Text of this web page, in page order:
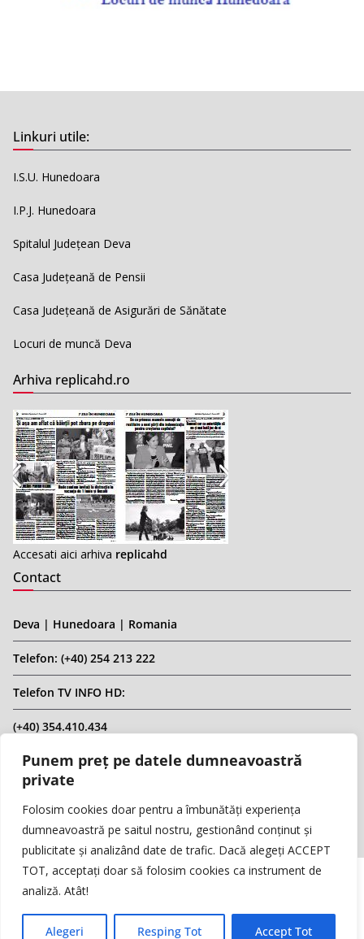
Punem preț pe datele dumneavoastră
private
Folosim cookies doar pentru a îmbunătăți experiența
dumneavoastră pe saitul nostru, gestionând conținut și
publicitate și analizând date de trafic. Dacă alegeți ACCEPT
TOT, acceptați doar să folosim cookies ca instrument de
analiză. Atât!
Alegeri Resping Tot Accept Tot
Linkuri utile:
I.S.U. Hunedoara
I.P.J. Hunedoara
Spitalul Județean Deva
Casa Județeană de Pensii
Casa Județeană de Asigurări de Sănătate
Locuri de muncă Deva
Arhiva replicahd.ro
Accesati aici arhiva replicahd
Contact
Deva | Hunedoara | Romania
Telefon: (+40) 254 213 222
Telefon TV INFO HD:
(+40) 354.410.434
Email: infohd20@gmail.com
Website: www.replicahd.ro